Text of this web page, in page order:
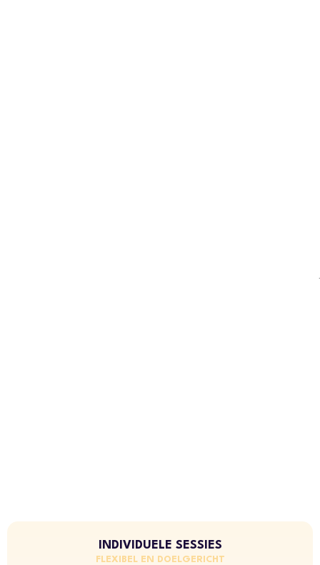
INDIVIDUELE SESSIES
FLEXIBEL EN DOELGERICHT